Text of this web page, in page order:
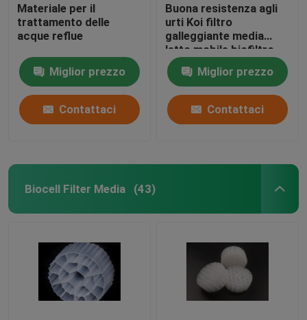
Materiale per il
trattamento delle
acque reflue
Miglior prezzo
Contattaci
Buona resistenza agli
urti Koi filtro
galleggiante media
letto mobile biofiltro
auto-pulizia
Miglior prezzo
Contattaci
Biocell Filter Media (43)